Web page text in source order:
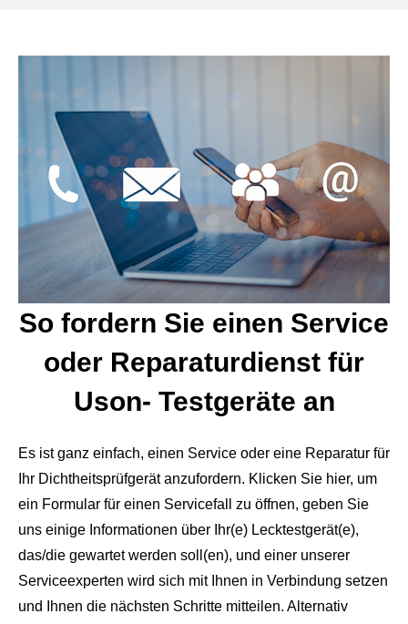
So fordern Sie einen Service
oder Reparaturdienst für
Uson- Testgeräte an
Es ist ganz einfach, einen Service oder eine Reparatur für
Ihr Dichtheitsprüfgerät anzufordern. Klicken Sie hier, um
ein Formular für einen Servicefall zu öffnen, geben Sie
uns einige Informationen über Ihr(e) Lecktestgerät(e),
das/die gewartet werden soll(en), und einer unserer
Serviceexperten wird sich mit Ihnen in Verbindung setzen
und Ihnen die nächsten Schritte mitteilen. Alternativ